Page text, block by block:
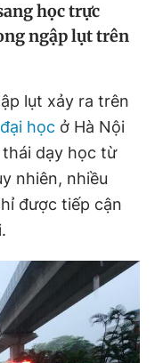
biết
quảng cáo
học trực
ngập lụt trên
lụt xảy ra trên
học ở Hà Nội
dạy học từ
nhiên, nhiều
được tiếp cận